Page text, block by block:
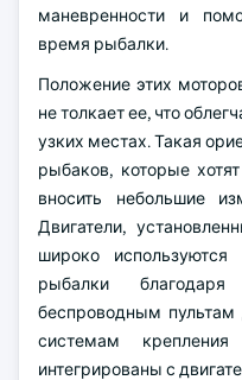
маневренности и
время рыбалки.
Положение этих
не толкает ее, что
узких местах. Такая
рыбаков, которые
вносить небольшие
Двигатели,
широко
рыбалки
беспроводным пультам
системам
интегрированы с